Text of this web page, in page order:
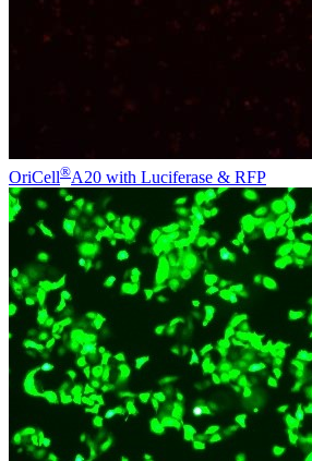
OriCell®A20 with Luciferase & RFP